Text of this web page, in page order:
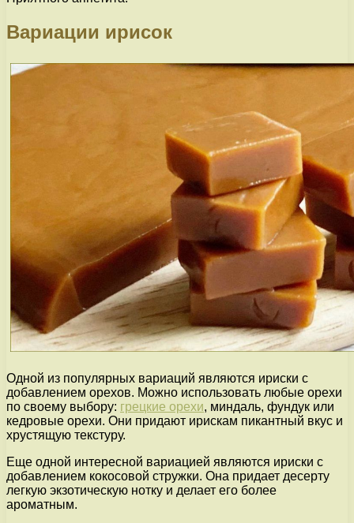
Вариации ирисок
Одной из популярных вариаций являются ириски с
добавлением орехов. Можно использовать любые орехи
по своему выбору: грецкие орехи, миндаль, фундук или
кедровые орехи. Они придают ирискам пикантный вкус и
хрустящую текстуру.
Еще одной интересной вариацией являются ириски с
добавлением кокосовой стружки. Она придает десерту
легкую экзотическую нотку и делает его более
ароматным.